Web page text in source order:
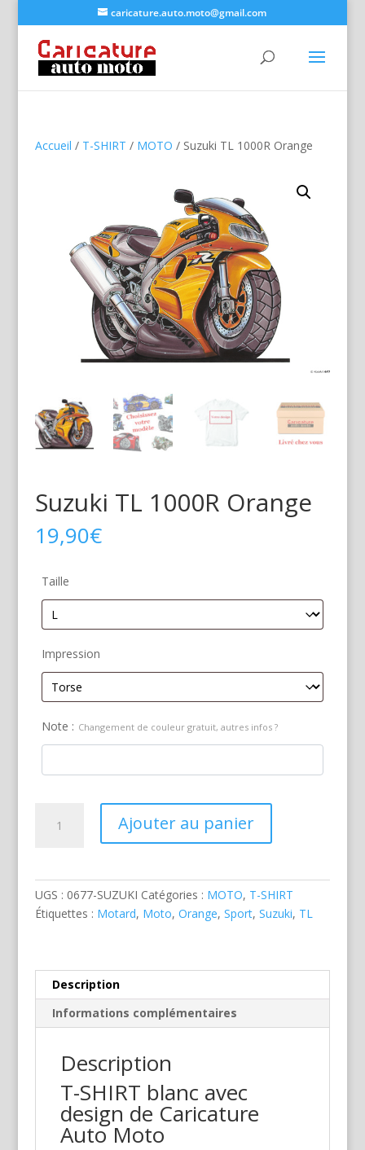
caricature.auto.moto@gmail.com
Accueil / T-SHIRT / MOTO / Suzuki TL 1000R Orange
Suzuki TL 1000R Orange
19,90€
Taille
Impression
Note : Changement de couleur gratuit, autres infos ?
Orange
Ajouter au panier
UGS : 0677-SUZUKI Catégories : MOTO, T-SHIRT
Étiquettes : Motard, Moto, Orange, Sport, Suzuki, TL
Description
Informations complémentaires
Description
T-SHIRT blanc avec
design de Caricature
Auto Moto